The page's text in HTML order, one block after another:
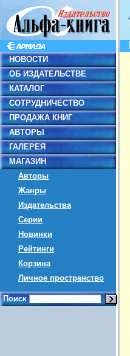
НОВОСТИ
ОБ ИЗДАТЕЛЬСТВЕ
КАТАЛОГ
СОТРУДНИЧЕСТВО
ПРОДАЖА КНИГ
АВТОРЫ
ГАЛЕРЕЯ
МАГАЗИН
Авторы
Жанры
Издательства
Серии
Новинки
Рейтинги
Корзина
Личное пространство
Поиск